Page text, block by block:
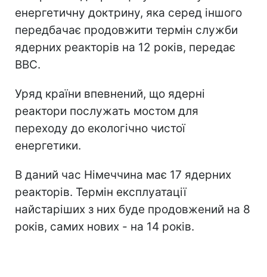
енергетичну доктрину, яка серед іншого
передбачає продовжити термін служби
ядерних реакторів на 12 років, передає
BBC.
Уряд країни впевнений, що ядерні
реактори послужать мостом для
переходу до екологічно чистої
енергетики.
В даний час Німеччина має 17 ядерних
реакторів. Термін експлуатації
найстаріших з них буде продовжений на 8
років, самих нових - на 14 років.